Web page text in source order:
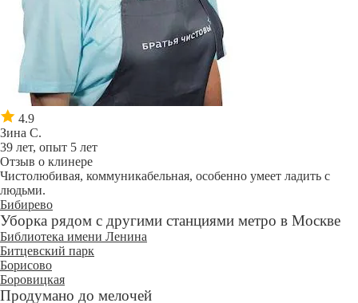
4.9
Зина С.
39 лет, опыт 5 лет
Отзыв о клинере
Чистолюбивая, коммуникабельная, особенно умеет ладить с
людьми.
Бибирево
Уборка рядом с другими станциями метро в Москве
Библиотека имени Ленина
Битцевский парк
Борисово
Боровицкая
Продумано до мелочей